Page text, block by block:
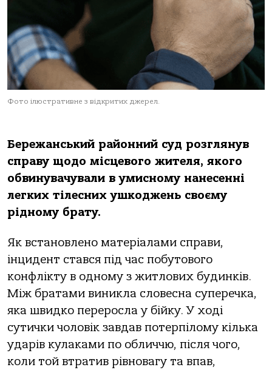
Фото ілюстративне з відкритих джерел.
Бережанський районний суд розглянув
справу щодо місцевого жителя, якого
обвинувачували в умисному нанесенні
легких тілесних ушкоджень своєму
рідному брату.
Як встановлено матеріалами справи,
інцидент стався під час побутового
конфлікту в одному з житлових будинків.
Між братами виникла словесна суперечка,
яка швидко переросла у бійку. У ході
сутички чоловік завдав потерпілому кілька
ударів кулаками по обличчю, після чого,
коли той втратив рівновагу та впав,